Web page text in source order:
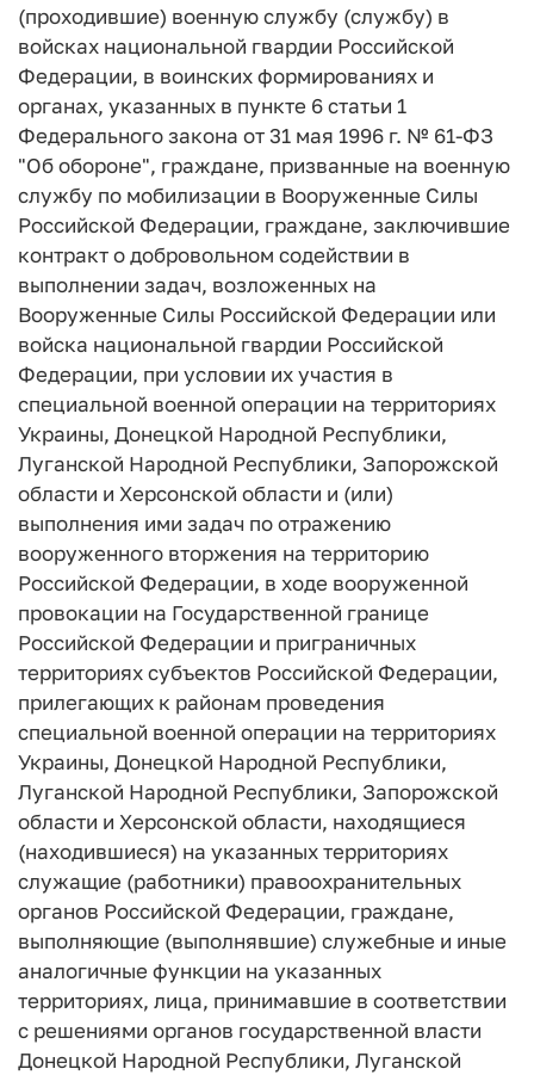
(проходившие) военную службу (службу) в
войсках национальной гвардии Российской
Федерации, в воинских формированиях и
органах, указанных в пункте 6 статьи 1
Федерального закона от 31 мая 1996 г. № 61-ФЗ
"Об обороне", граждане, призванные на военную
службу по мобилизации в Вооруженные Силы
Российской Федерации, граждане, заключившие
контракт о добровольном содействии в
выполнении задач, возложенных на
Вооруженные Силы Российской Федерации или
войска национальной гвардии Российской
Федерации, при условии их участия в
специальной военной операции на территориях
Украины, Донецкой Народной Республики,
Луганской Народной Республики, Запорожской
области и Херсонской области и (или)
выполнения ими задач по отражению
вооруженного вторжения на территорию
Российской Федерации, в ходе вооруженной
провокации на Государственной границе
Российской Федерации и приграничных
территориях субъектов Российской Федерации,
прилегающих к районам проведения
специальной военной операции на территориях
Украины, Донецкой Народной Республики,
Луганской Народной Республики, Запорожской
области и Херсонской области, находящиеся
(находившиеся) на указанных территориях
служащие (работники) правоохранительных
органов Российской Федерации, граждане,
выполняющие (выполнявшие) служебные и иные
аналогичные функции на указанных
территориях, лица, принимавшие в соответствии
с решениями органов государственной власти
Донецкой Народной Республики, Луганской